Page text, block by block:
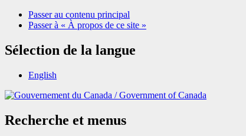
Passer au contenu principal
Passer à « À propos de ce site »
Sélection de la langue
English
/Government of Canada
Recherche et menus